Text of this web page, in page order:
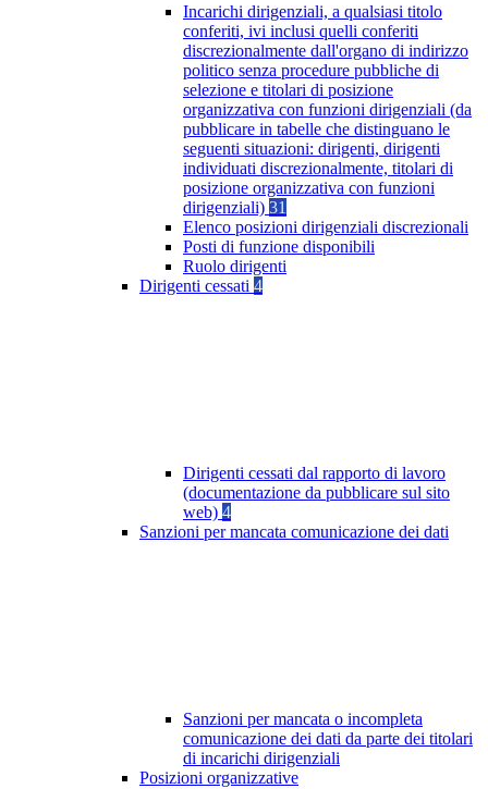
Incarichi dirigenziali, a qualsiasi titolo
conferiti, ivi inclusi quelli conferiti
discrezionalmente dall'organo di indirizzo
politico senza procedure pubbliche di
selezione e titolari di posizione
organizzativa con funzioni dirigenziali (da
pubblicare in tabelle che distinguano le
seguenti situazioni: dirigenti, dirigenti
individuati discrezionalmente, titolari di
posizione organizzativa con funzioni
dirigenziali) 31
Elenco posizioni dirigenziali discrezionali
Posti di funzione disponibili
Ruolo dirigenti
Dirigenti cessati 4
Dirigenti cessati dal rapporto di lavoro
(documentazione da pubblicare sul sito
web) 4
Sanzioni per mancata comunicazione dei dati
Sanzioni per mancata o incompleta
comunicazione dei dati da parte dei titolari
di incarichi dirigenziali
Posizioni organizzative